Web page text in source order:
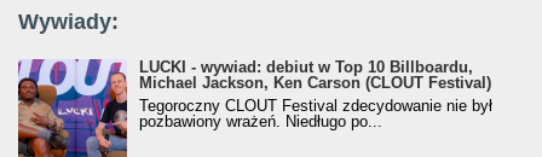
Wywiady:
LUCKI - wywiad: debiut w Top 10 Billboardu,
Michael Jackson, Ken Carson (CLOUT Festival)
Tegoroczny CLOUT Festival zdecydowanie nie był
pozbawiony wrażeń. Niedługo po...